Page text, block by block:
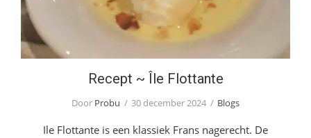
Recept ~ Île Flottante
Door Probu 30 december 2024 Blogs
Ile Flottante is een klassiek Frans nagerecht. De